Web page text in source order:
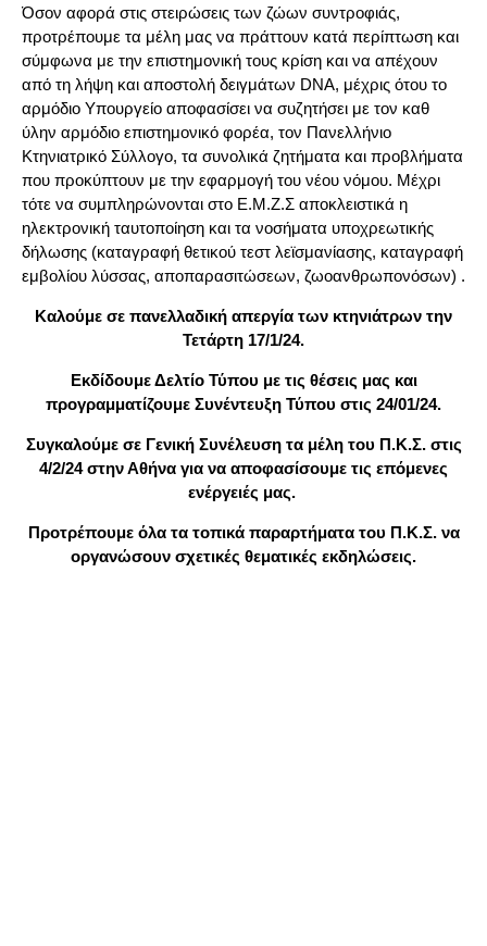
Όσον αφορά στις στειρώσεις των ζώων συντροφιάς,
προτρέπουμε τα μέλη μας να πράττουν κατά περίπτωση και
σύμφωνα με την επιστημονική τους κρίση και να απέχουν
από τη λήψη και αποστολή δειγμάτων DNA, μέχρις ότου το
αρμόδιο Υπουργείο αποφασίσει να συζητήσει με τον καθ
ύλην αρμόδιο επιστημονικό φορέα, τον Πανελλήνιο
Κτηνιατρικό Σύλλογο, τα συνολικά ζητήματα και προβλήματα
που προκύπτουν με την εφαρμογή του νέου νόμου. Μέχρι
τότε να συμπληρώνονται στο Ε.Μ.Ζ.Σ αποκλειστικά η
ηλεκτρονική ταυτοποίηση και τα νοσήματα υποχρεωτικής
δήλωσης (καταγραφή θετικού τεστ λεϊσμανίασης, καταγραφή
εμβολίου λύσσας, αποπαρασιτώσεων, ζωοανθρωπονόσων) .
Καλούμε σε πανελλαδική απεργία των κτηνιάτρων την
Τετάρτη 17/1/24.
Εκδίδουμε Δελτίο Τύπου με τις θέσεις μας και
προγραμματίζουμε Συνέντευξη Τύπου στις 24/01/24.
Συγκαλούμε σε Γενική Συνέλευση τα μέλη του Π.Κ.Σ. στις
4/2/24 στην Αθήνα για να αποφασίσουμε τις επόμενες
ενέργειές μας.
Προτρέπουμε όλα τα τοπικά παραρτήματα του Π.Κ.Σ. να
οργανώσουν σχετικές θεματικές εκδηλώσεις.